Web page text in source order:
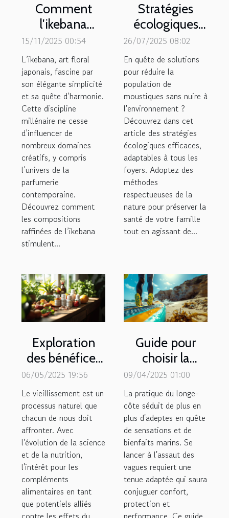
Comment
l'ikebana
inspire-t-il les
nouvelles
créations de
parfums ?
15/11/2025 00:54
L’ikebana, art floral
japonais, fascine par
son élégante simplicité
et sa quête d’harmonie.
Cette discipline
millénaire ne cesse
d’influencer de
nombreux domaines
créatifs, y compris
l’univers de la
parfumerie
contemporaine.
Découvrez comment
les compositions
raffinées de l’ikebana
stimulent...
Stratégies
écologiques
pour contrôler
la population
de moustiques
chez soi
26/07/2025 08:02
En quête de solutions
pour réduire la
population de
moustiques sans nuire à
l'environnement ?
Découvrez dans cet
article des stratégies
écologiques efficaces,
adaptables à tous les
foyers. Adoptez des
méthodes
respectueuses de la
nature pour préserver la
santé de votre famille
tout en agissant de...
Exploration
des bénéfices
des
compléments
alimentaires
pour le
vieillissement
06/05/2025 19:56
Le vieillissement est un
processus naturel que
chacun de nous doit
affronter. Avec
l'évolution de la science
et de la nutrition,
l'intérêt pour les
compléments
alimentaires en tant
que potentiels alliés
Guide pour
choisir la
meilleure
combinaison
pour le longe-
côte
09/04/2025 01:00
La pratique du longe-
côte séduit de plus en
plus d'adeptes en quête
de sensations et de
bienfaits marins. Se
lancer à l'assaut des
vagues requiert une
tenue adaptée qui saura
conjuguer confort,
protection et